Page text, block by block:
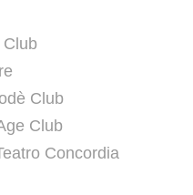
Club
Club
Concordia